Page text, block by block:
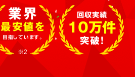
業界
最安値を
目指しています。
※2
回収実績
10万件
突破!